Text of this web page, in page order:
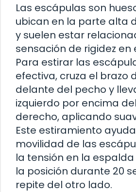
Las escápulas son
ubican en la parte alta
y suelen estar
sensación de rigidez en
Para estirar las
efectiva, cruza el brazo
delante del pecho y
izquierdo por encima
derecho, aplicando
Este estiramiento
movilidad de las
la tensión en la
la posición durante 20
repite del otro lado.